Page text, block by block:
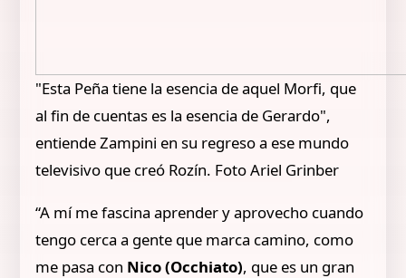
"Esta Peña tiene la esencia de aquel Morfi, que
al fin de cuentas es la esencia de Gerardo",
entiende Zampini en su regreso a ese mundo
televisivo que creó Rozín. Foto Ariel Grinber
“A mí me fascina aprender y aprovecho cuando
tengo cerca a gente que marca camino, como
me pasa con Nico (Occhiato), que es un gran